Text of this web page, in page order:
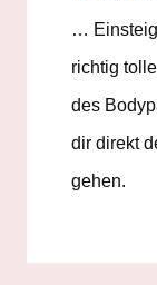
…
richtig
des
dir direkt
gehen.